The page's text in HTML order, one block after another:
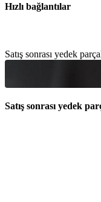
Hızlı bağlantılar
Satış sonrası yedek
Satış sonrası yedek